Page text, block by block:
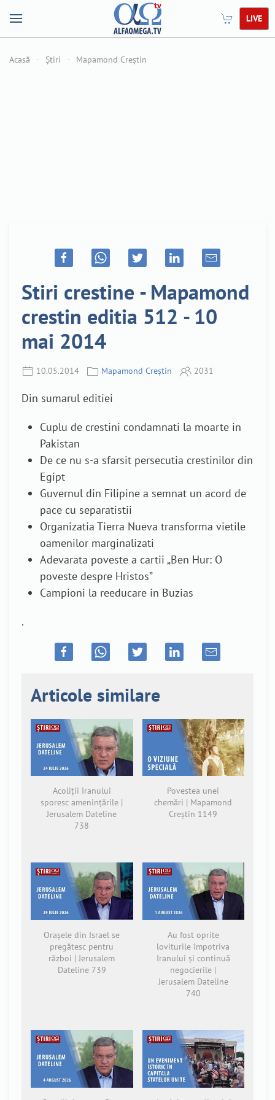
LIVE
Acasă Știri Mapamond Creștin
Stiri crestine - Mapamond
crestin editia 512 - 10
mai 2014
10.05.2014 Mapamond Creștin 2031
Din sumarul editiei
Cuplu de crestini condamnati la moarte in
Pakistan
De ce nu s-a sfarsit persecutia crestinilor din
Egipt
Guvernul din Filipine a semnat un acord de
pace cu separatistii
Organizatia Tierra Nueva transforma vietile
oamenilor marginalizati
Adevarata poveste a cartii „Ben Hur: O
poveste despre Hristos”
Campioni la reeducare in Buzias
.
Articole similare
Acoliții Iranului
sporesc amenințările |
Jerusalem Dateline
738
Povestea unei
chemări | Mapamond
Creștin 1149
Orașele din Israel se
pregătesc pentru
război | Jerusalem
Dateline 739
Au fost oprite
loviturile împotriva
Iranului și continuă
negocierile |
Jerusalem Dateline
740